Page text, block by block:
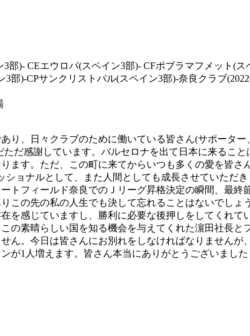
3部)- CEエウロパ(スペイン3部)- CFポブラマフメット(
部)-CPサンクリストバル(スペイン3部)-奈良クラブ
り、日々クラブのために働いている皆さん(サポーター
だ感謝しています。バルセロナを出て日本に来るこ
ます。ただ、この町に来てからいつも多くの愛を皆さ
ョナルとして、また人間としても成長させていただき
トフィールド奈良でのＪリーグ昇格決定の瞬間、最終
この先の私の人生でも決して忘れることはないでし
を感じていますし、勝利に必要な後押しをしてくれて
の素晴らしい国を知る機会を与えてくれた濵田社長と
ん。今日は皆さんにお別れをしなければなりませんが
が1人増えます。皆さん本当にありがとうございました